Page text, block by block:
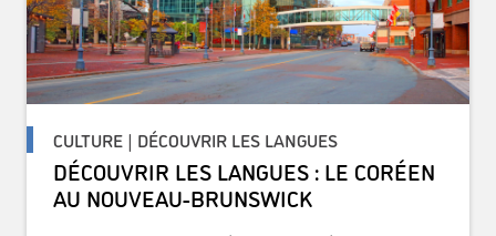
CULTURE | DÉCOUVRIR LES LANGUES
DÉCOUVRIR LES LANGUES : LE CORÉEN
AU NOUVEAU-BRUNSWICK